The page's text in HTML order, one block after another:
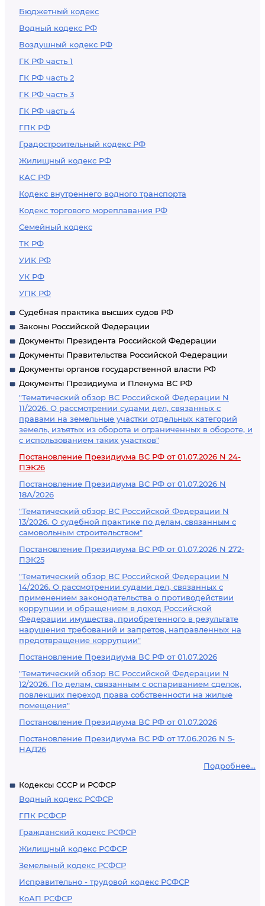
Бюджетный кодекс
Водный кодекс РФ
Воздушный кодекс РФ
ГК РФ часть 1
ГК РФ часть 2
ГК РФ часть 3
ГК РФ часть 4
ГПК РФ
Градостроительный кодекс РФ
Жилищный кодекс РФ
КАС РФ
Кодекс внутреннего водного транспорта
Кодекс торгового мореплавания РФ
Семейный кодекс
ТК РФ
УИК РФ
УК РФ
УПК РФ
Судебная практика высших судов РФ
Законы Российской Федерации
Документы Президента Российской Федерации
Документы Правительства Российской Федерации
Документы органов государственной власти РФ
Документы Президиума и Пленума ВС РФ
"Тематический обзор ВС Российской Федерации N
11/2026. О рассмотрении судами дел, связанных с
правами на земельные участки отдельных категорий
земель, изъятых из оборота и ограниченных в обороте, и
с использованием таких участков"
Постановление Президиума ВС РФ от 01.07.2026 N 24-
ПЭК26
Постановление Президиума ВС РФ от 01.07.2026 N
18А/2026
"Тематический обзор ВС Российской Федерации N
13/2026. О судебной практике по делам, связанным с
самовольным строительством"
Постановление Президиума ВС РФ от 01.07.2026 N 272-
ПЭК25
"Тематический обзор ВС Российской Федерации N
14/2026. О рассмотрении судами дел, связанных с
применением законодательства о противодействии
коррупции и обращением в доход Российской
Федерации имущества, приобретенного в результате
нарушения требований и запретов, направленных на
предотвращение коррупции"
Постановление Президиума ВС РФ от 01.07.2026
"Тематический обзор ВС Российской Федерации N
12/2026. По делам, связанным с оспариванием сделок,
повлекших переход права собственности на жилые
помещения"
Постановление Президиума ВС РФ от 01.07.2026
Постановление Президиума ВС РФ от 17.06.2026 N 5-
НАД26
Подробнее...
Кодексы СССР и РСФСР
Водный кодекс РСФСР
ГПК РСФСР
Гражданский кодекс РСФСР
Жилищный кодекс РСФСР
Земельный кодекс РСФСР
Исправительно - трудовой кодекс РСФСР
КоАП РСФСР